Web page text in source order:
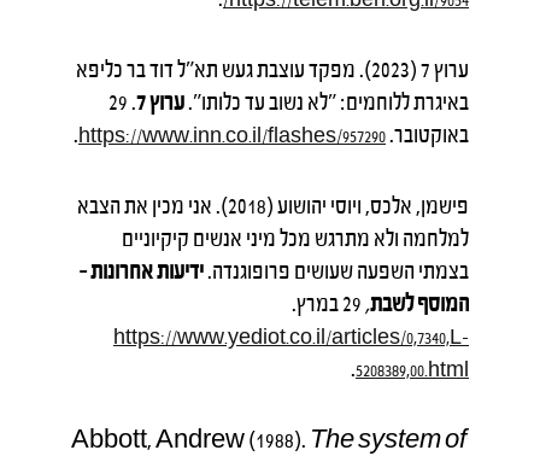
ערוץ 7 (2023). מפקד עוצבת געש תא"ל דוד בר כליפא
באיגרת ללוחמים: "לא נשוב עד כלותו".ערוץ 7
. 29
באוקטובר.https://www.inn.co.il/flashes/957290
.
פישמן, אלכס, ויוסי יהושוע (2018). אני מכין את הצבא
למלחמה ולא מתרגש מכל מיני אנשים קיקיוניים
בצמתי השפעה שעושים פרופוגנדה.ידיעות אחרונות –
המוסף לשבת,
https://www.yediot.co.il/articles/0,7340,L-
5208389,00.html
.
Abbott, Andrew (1988). The system of